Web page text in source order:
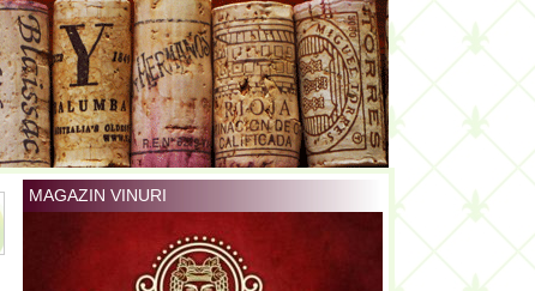
MAGAZIN VINURI